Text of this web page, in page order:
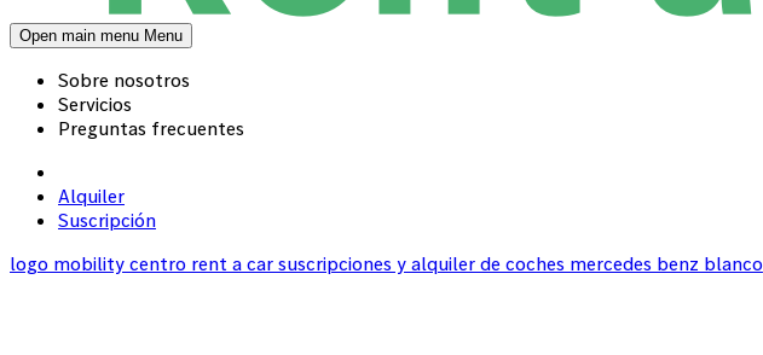
Open main menu Menu
Sobre nosotros
Servicios
Preguntas frecuentes
Alquiler
Suscripción
logo mobility centro rent a car suscripciones y alquiler de coches mercedes benz blanco